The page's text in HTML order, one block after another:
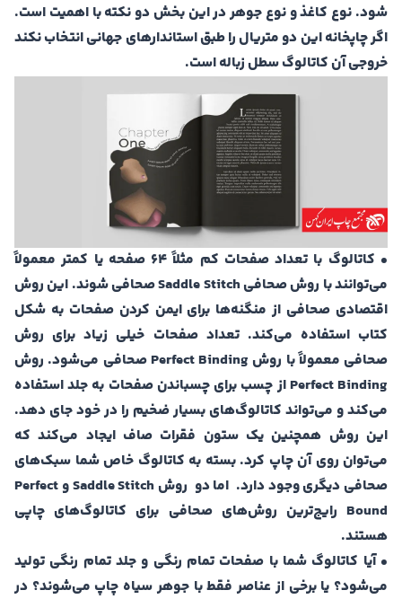
شود. نوع کاغذ و نوع جوهر در این بخش دو نکته با اهمیت است.
اگر چاپخانه این دو متریال را طبق استاندارهای جهانی انتخاب نکند
خروجی آن کاتالوگ سطل زباله است.
• کاتالوگ با تعداد صفحات کم مثلاً 64 صفحه یا کمتر معمولاً
می‌توانند با روش صحافی Saddle Stitch صحافی شوند. این روش
اقتصادی صحافی از منگنه‌ها برای ایمن کردن صفحات به شکل
کتاب استفاده می‌کند. تعداد صفحات خیلی زیاد برای روش
صحافی معمولاً با روش Perfect Binding صحافی می‌شود. روش
Perfect Binding از چسب برای چسباندن صفحات به جلد استفاده
می‌کند و می‌تواند کاتالوگ‌های بسیار ضخیم را در خود جای دهد.
این روش همچنین یک ستون فقرات صاف ایجاد می‌کند که
می‌توان روی آن چاپ کرد. بسته به کاتالوگ خاص شما سبک‌های
صحافی دیگری وجود دارد. اما دو روش‌ Saddle Stitch و Perfect
Bound رایج‌ترین روش‌های صحافی برای کاتالوگ‌های چاپی
هستند.
• آیا کاتالوگ شما با صفحات تمام رنگی و جلد تمام رنگی تولید
می‌شود؟ یا برخی از عناصر فقط با جوهر سیاه چاپ می‌شوند؟ در